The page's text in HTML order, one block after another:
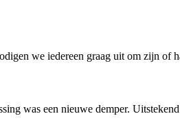
we iedereen graag uit om zijn of
was een nieuwe demper.